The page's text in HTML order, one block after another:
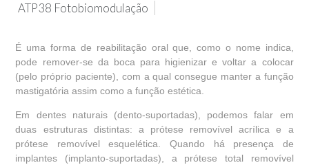
ATP38 Fotobiomodulação
É uma forma de reabilitação oral que, como o nome indica,
pode remover-se da boca para higienizar e voltar a colocar
(pelo próprio paciente), com a qual consegue manter a função
mastigatória assim como a função estética.
Em dentes naturais (dento-suportadas), podemos falar em
duas estruturas distintas: a prótese removível acrílica e a
prótese removível esquelética. Quando há presença de
implantes (implanto-suportadas), a prótese total removível